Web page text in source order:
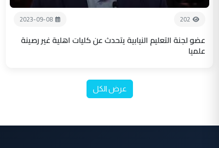
202
2023-09-08
عضو لجنة التعليم النيابية يتحدث عن كليات اهلية غير رصينة
علميا
عرض الكل